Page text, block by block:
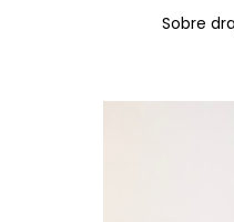
Sobre